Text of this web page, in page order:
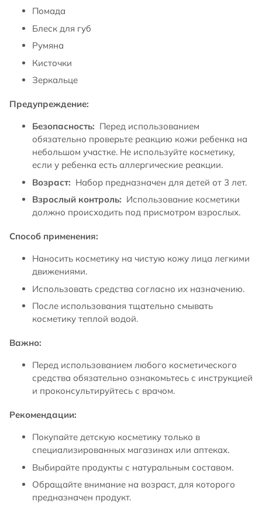
Помада
Блеск для губ
Румяна
Кисточки
Зеркальце
Предупреждение:
Безопасность: Перед использованием
обязательно проверьте реакцию кожи ребенка на
небольшом участке. Не используйте косметику,
если у ребенка есть аллергические реакции.
Возраст: Набор предназначен для детей от 3 лет.
Взрослый контроль: Использование косметики
должно происходить под присмотром взрослых.
Способ применения:
Наносить косметику на чистую кожу лица легкими
движениями.
Использовать средства согласно их назначению.
После использования тщательно смывать
косметику теплой водой.
Важно:
Перед использованием любого косметического
средства обязательно ознакомьтесь с инструкцией
и проконсультируйтесь с врачом.
Рекомендации:
Покупайте детскую косметику только в
специализированных магазинах или аптеках.
Выбирайте продукты с натуральным составом.
Обращайте внимание на возраст, для которого
предназначен продукт.